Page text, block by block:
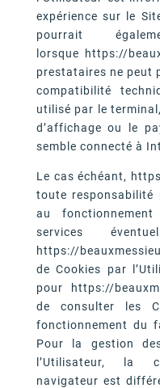
expérience sur le
pourrait
lorsque https://
prestataires ne peut
compatibilité
utilisé par le
d’affichage ou le
semble connecté à
Le cas échéant,
toute responsabilité
au
services
https://
de Cookies par
pour https://
de consulter les
fonctionnement du
Pour la gestion
l’Utilisateur, la
navigateur est